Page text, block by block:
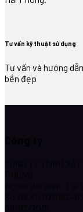
Tư vấn kỹ thuật sử dụng
Tư vấn và hướng
bền đẹp